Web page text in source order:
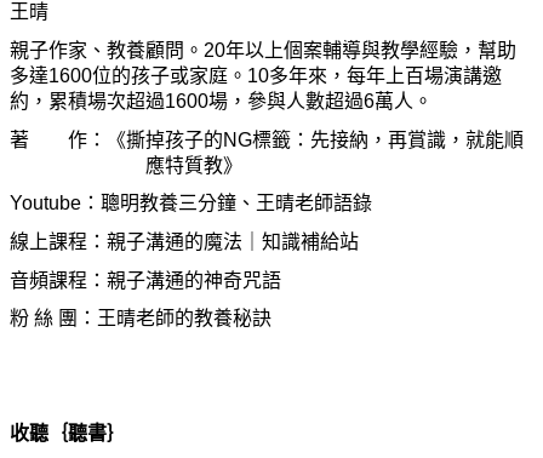
王晴
親子作家、教養顧問。20年以上個案輔導與教學經驗，幫助
多達1600位的孩子或家庭。10多年來，每年上百場演講邀
約，累積場次超過1600場，參與人數超過6萬人。
著 作：《撕掉孩子的NG標籤：先接納，再賞識，就能順
應特質教》
Youtube：聰明教養三分鐘、王晴老師語錄
線上課程：親子溝通的魔法｜知識補給站
音頻課程：親子溝通的神奇咒語
粉 絲 團：王晴老師的教養秘訣
收聽｛聽書｝